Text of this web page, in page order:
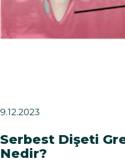
9.12.2023
Serbest Dişeti
Nedir?